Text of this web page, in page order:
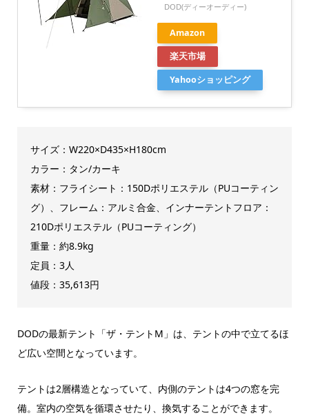
DOD(ディーオーディー)
Amazon
楽天市場
Yahooショッピング
サイズ：W220×D435×H180cm
カラー：タン/カーキ
素材：フライシート：150Dポリエステル（PUコーティン
グ）、フレーム：アルミ合金、インナーテントフロア：
210Dポリエステル（PUコーティング）
重量：約8.9kg
定員：3人
値段：35,613円
DODの最新テント「ザ・テントM」は、テントの中で立てるほ
ど広い空間となっています。
テントは2層構造となっていて、内側のテントは4つの窓を完
備。室内の空気を循環させたり、換気することができます。